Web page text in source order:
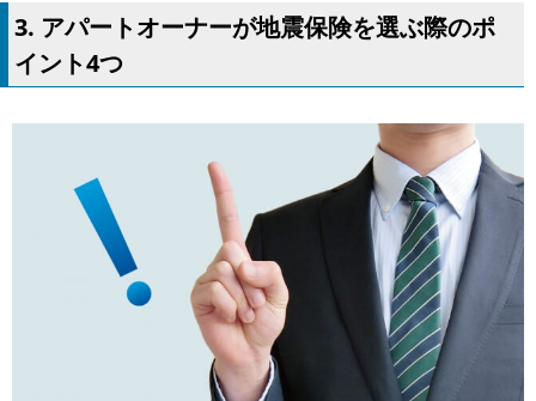
3. アパートオーナーが地震保険を選ぶ際のポ
イント4つ